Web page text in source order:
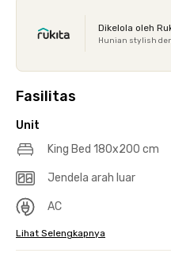
Dikelola oleh
Hunian stylish
Fasilitas
Unit
King Bed 180x200 cm
Jendela arah luar
AC
Lihat Selengkapnya